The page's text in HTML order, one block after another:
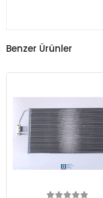
Benzer Ürünler